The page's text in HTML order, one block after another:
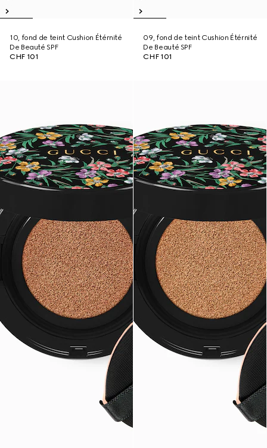
10, fond de teint Cushion Étérnité
De Beauté SPF
CHF 101
09, fond de teint Cushion Étérnité
De Beauté SPF
CHF 101